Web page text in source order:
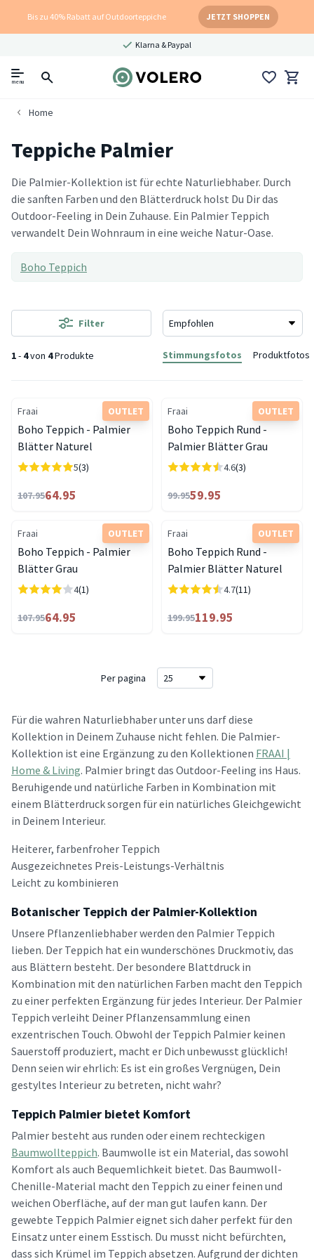
Bis zu 40% Rabatt auf Outdoorteppiche JETZT SHOPPEN
Klarna & Paypal
menu
Home
Teppiche Palmier
Die Palmier-Kollektion ist für echte Naturliebhaber. Durch
die sanften Farben und den Blätterdruck holst Du Dir das
Outdoor-Feeling in Dein Zuhause. Ein Palmier Teppich
verwandelt Dein Wohnraum in eine weiche Natur-Oase.
Boho Teppich
1- 4von 4Produkte
Filter
Stimmungsfotos Produktfotos
OUTLET
Fraai
Boho Teppich - Palmier
Blätter Naturel
5(3)
107.9564.95
OUTLET
Fraai
Boho Teppich Rund -
Palmier Blätter Grau
4.6(3)
99.9559.95
OUTLET
Fraai
Boho Teppich - Palmier
Blätter Grau
4(1)
107.9564.95
OUTLET
Fraai
Boho Teppich Rund -
Palmier Blätter Naturel
4.7(11)
199.95119.95
Per pagina
Für die wahren Naturliebhaber unter uns darf diese
Kollektion in Deinem Zuhause nicht fehlen. Die Palmier-
Kollektion ist eine Ergänzung zu den Kollektionen FRAAI |
Home & Living. Palmier bringt das Outdoor-Feeling ins Haus.
Beruhigende und natürliche Farben in Kombination mit
einem Blätterdruck sorgen für ein natürliches Gleichgewicht
in Deinem Interieur.
Heiterer, farbenfroher Teppich
Ausgezeichnetes Preis-Leistungs-Verhältnis
Leicht zu kombinieren
Botanischer Teppich der Palmier-Kollektion
Unsere Pflanzenliebhaber werden den Palmier Teppich
lieben. Der Teppich hat ein wunderschönes Druckmotiv, das
aus Blättern besteht. Der besondere Blattdruck in
Kombination mit den natürlichen Farben macht den Teppich
zu einer perfekten Ergänzung für jedes Interieur. Der Palmier
Teppich verleiht Deiner Pflanzensammlung einen
exzentrischen Touch. Obwohl der Teppich Palmier keinen
Sauerstoff produziert, macht er Dich unbewusst glücklich!
Denn seien wir ehrlich: Es ist ein großes Vergnügen, Dein
gestyltes Interieur zu betreten, nicht wahr?
Teppich Palmier bietet Komfort
Palmier besteht aus runden oder einem rechteckigen
Baumwollteppich. Baumwolle ist ein Material, das sowohl
Komfort als auch Bequemlichkeit bietet. Das Baumwoll-
Chenille-Material macht den Teppich zu einer feinen und
weichen Oberfläche, auf der man gut laufen kann. Der
gewebte Teppich Palmier eignet sich daher perfekt für den
Einsatz unter einem Esstisch. Du musst nicht befürchten,
dass sich Krümel im Teppich absetzen. Aufgrund der dichten